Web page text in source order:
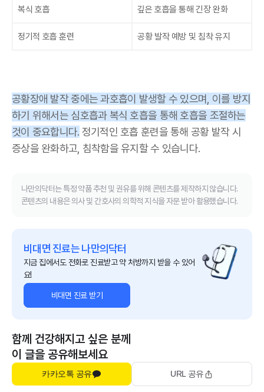
복식 호흡 깊은 호흡을 통해 긴장 완화
정기적 호흡 훈련 공황 발작 예방 및 침착 유지
공황장애 발작 중에는 과호흡이 발생할 수 있으며, 이를 방지
하기 위해서는 심호흡과 복식 호흡을 통해 호흡을 조절하는
것이 중요합니다. 정기적인 호흡 훈련을 통해 공황 발작 시
증상을 완화하고, 침착함을 유지할 수 있습니다.
나만의닥터는 특정 약품 추천 및 권유를 위해 콘텐츠를 제작하지 않습니다.
콘텐츠의 내용은 의사 및 간호사의 의학적 지식을 자문 받아 활용했습니다.
비대면 진료는 나만의닥터
지금 집에서도 전화로 진료받고 약 처방까지 받을 수 있어
요!
비대면 진료 받기
함께 건강해지고 싶은 분께
이 글을 공유해보세요
카카오톡 공유 URL 공유